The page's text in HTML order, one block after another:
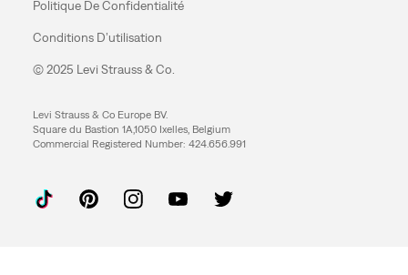
Politique De Confidentialité
Conditions D’utilisation
© 2025 Levi Strauss & Co.
Levi Strauss & Co Europe BV.
Square du Bastion 1A,1050 Ixelles, Belgium
Commercial Registered Number: 424.656.991